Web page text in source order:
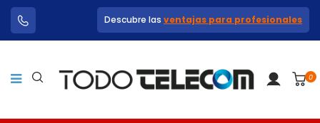
Descubre las ventajas para profesionales
0